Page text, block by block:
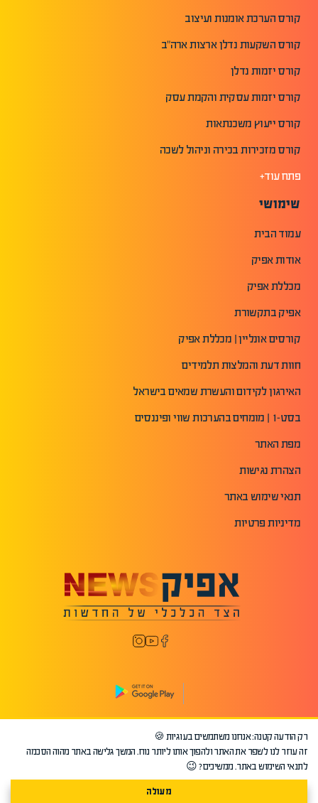
קורס הערכת אומנות ועיצוב
קורס השקעות נדלן ארצות ארה"ב
קורס יזמות נדלן
קורס יזמות עסקית והקמת עסק
קורס ייעוץ משכנתאות
קורס מזכירות בכירה וניהול לשכה
פתח עוד+
שימושי
עמוד הבית
אודות אפיק
מכללת אפיק
אפיק בתקשורת
קורסים אונליין | מכללת אפיק
חוות דעת והמלצות תלמידים
האירגון לקידום והעשרת שמאים בישראל
בסט-1 | מומחים בהערכות שווי ופיננסים
מפת האתר
הצהרת נגישות
תנאי שימוש באתר
מדיניות פרטיות
©2026 כל הזכויות שמורות לאפיק.
רק הודעה קטנה: אנחנו משתמשים בעוגיות 🍪
זה עוזר לנו לשפר את האתר ולהפוך אותו ליותר נוח. המשך גלישה באתר מהוה הסכמה
לתנאי השימוש באתר. ממשיכים? 😉
מעולה